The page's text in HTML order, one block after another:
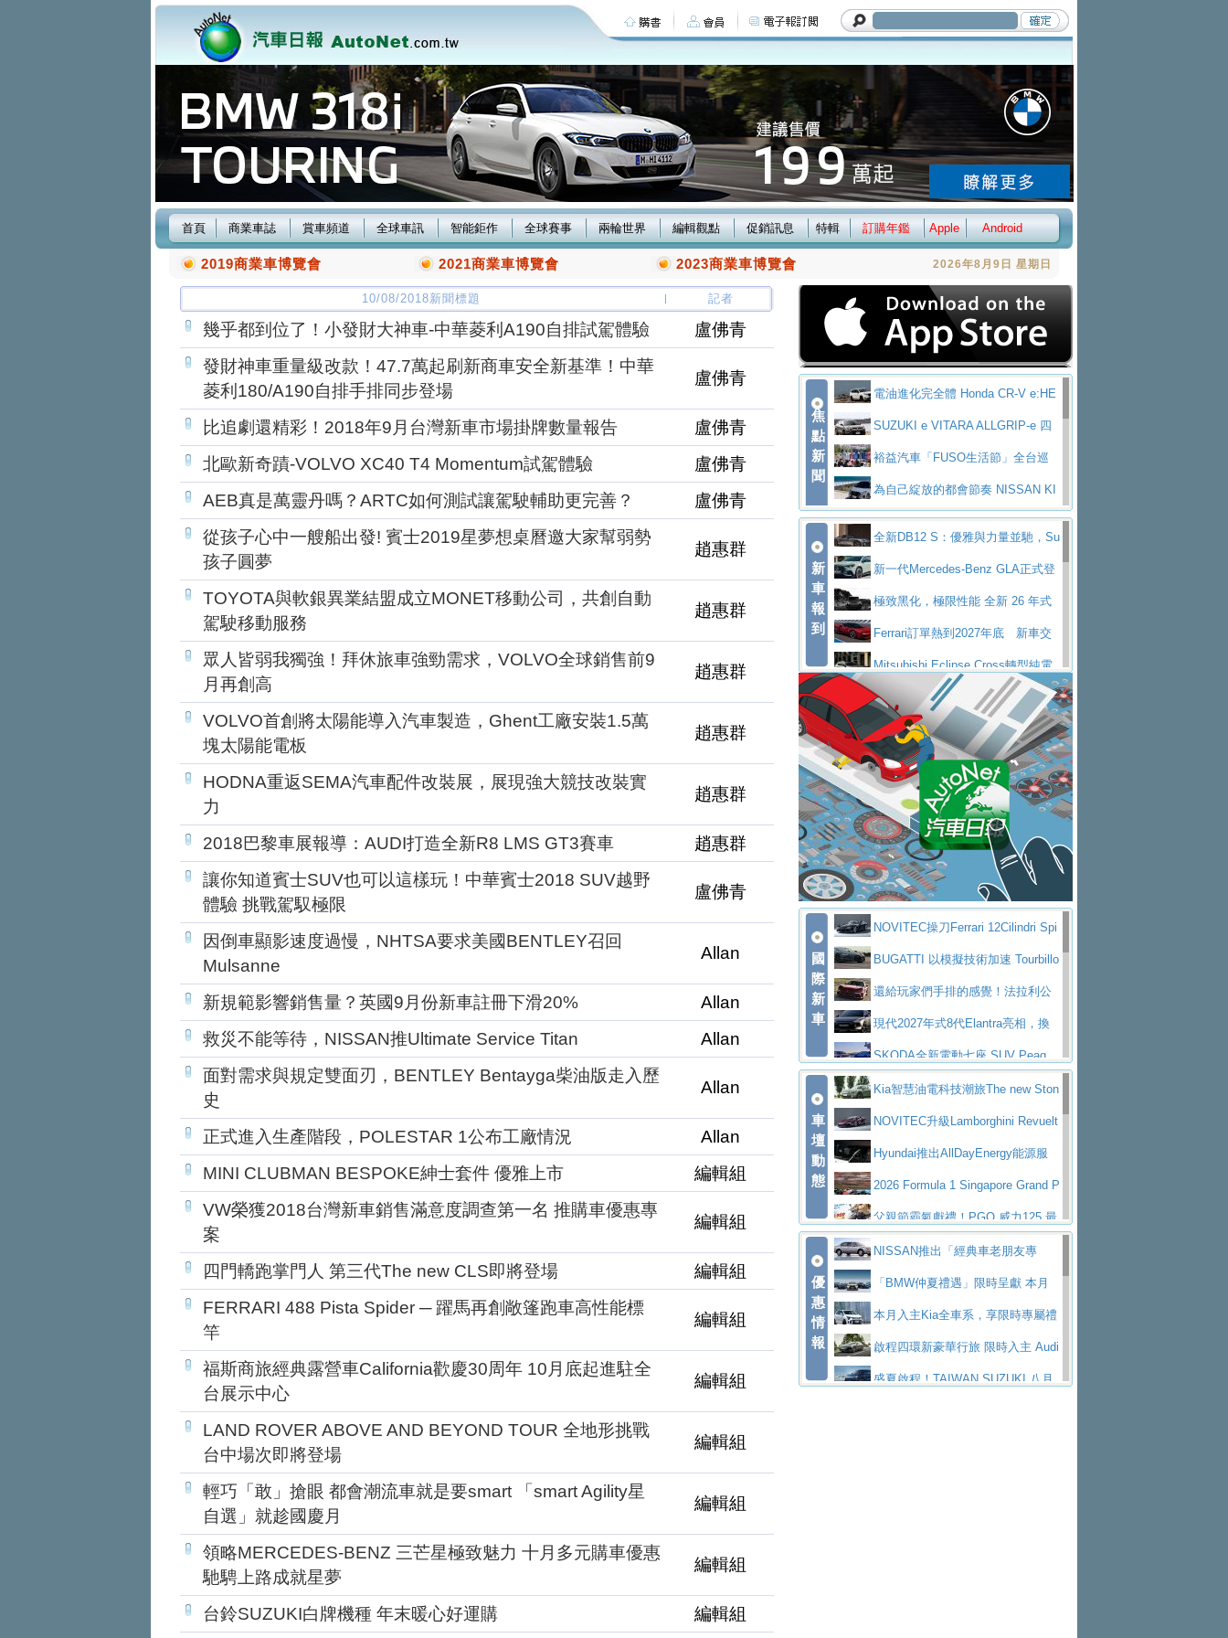
首頁 商業車誌 賞車頻道 全球車訊 智能鉅作 全球賽事 兩輪世界 編輯觀點 促銷訊息 特輯 訂購年鑑 Apple Android
2019商業車博覽會 2021商業車博覽會 2023商業車博覽會 2026年8月9日 星期日
10/08/2018新聞標題 記者
幾乎都到位了！小發財大神車-中華菱利A190自排試駕體驗
盧佛青
發財神車重量級改款！47.7萬起刷新商車安全新基準！中華
菱利180/A190自排手排同步登場
盧佛青
比追劇還精彩！2018年9月台灣新車市場掛牌數量報告
盧佛青
北歐新奇蹟-VOLVO XC40 T4 Momentum試駕體驗
盧佛青
AEB真是萬靈丹嗎？ARTC如何測試讓駕駛輔助更完善？
盧佛青
從孩子心中一艘船出發! 賓士2019星夢想桌曆邀大家幫弱勢
孩子圓夢
趙惠群
TOYOTA與軟銀異業結盟成立MONET移動公司，共創自動
駕駛移動服務
趙惠群
眾人皆弱我獨強！拜休旅車強勁需求，VOLVO全球銷售前9
月再創高
趙惠群
VOLVO首創將太陽能導入汽車製造，Ghent工廠安裝1.5萬
塊太陽能電板
趙惠群
HODNA重返SEMA汽車配件改裝展，展現強大競技改裝實
力
趙惠群
2018巴黎車展報導：AUDI打造全新R8 LMS GT3賽車
趙惠群
讓你知道賓士SUV也可以這樣玩！中華賓士2018 SUV越野
體驗 挑戰駕馭極限
盧佛青
因倒車顯影速度過慢，NHTSA要求美國BENTLEY召回
Mulsanne
Allan
新規範影響銷售量？英國9月份新車註冊下滑20%
Allan
救災不能等待，NISSAN推Ultimate Service Titan
Allan
面對需求與規定雙面刃，BENTLEY Bentayga柴油版走入歷
史
Allan
正式進入生產階段，POLESTAR 1公布工廠情況
Allan
MINI CLUBMAN BESPOKE紳士套件 優雅上市
編輯組
VW榮獲2018台灣新車銷售滿意度調查第一名 推購車優惠專
案
編輯組
四門轎跑掌門人 第三代The new CLS即將登場
編輯組
FERRARI 488 Pista Spider ─ 躍馬再創敞篷跑車高性能標
竿
編輯組
福斯商旅經典露營車California歡慶30周年 10月底起進駐全
台展示中心
編輯組
LAND ROVER ABOVE AND BEYOND TOUR 全地形挑戰
台中場次即將登場
編輯組
輕巧「敢」搶眼 都會潮流車就是要smart 「smart Agility星
自選」就趁國慶月
編輯組
領略MERCEDES-BENZ 三芒星極致魅力 十月多元購車優惠
馳騁上路成就星夢
編輯組
台鈴SUZUKI白牌機種 年末暖心好運購
編輯組
焦
點
新
聞
電油進化完全體 Honda CR-V e:HE
V PrestigeSUZUKI e VITARA ALLGRIP-e 四
驅精神的純電新詮釋
裕益汽車「FUSO生活節」全台巡
迴 結合生活體驗、交通安全與購車優惠
為自己綻放的都會節奏 NISSAN KI
CKS SAKURA為品味獨具層峰買家打造的頂級座
駕，MAZDA CX-90 33T AWD Premium Ca
ptain Seat
EV
技的座駕! Ford Territory中型油電休旅
SO Super Great今日在台登場，結合先進安
全輔助科技
ntis四品牌經銷權，全新多品牌旗艦展示中
心開幕啟用
屏東特搜大隊再添新利器 SITRAK
救助器材車買氣不衰、SUZUKI經銷商勇於開啟
全新大店，新北都鈴木占地500坪土城旗艦
展示中心開幕
2025第七屆ISUZU運轉職人挑戰賽
熱血登場 展現極致車技與專業職人精神
H2GP世界總決賽圓滿落幕 台灣團
隊表現精彩淨零減碳指標性應用 純電動水泥預
拌車 消防車除了滅火裝備還需要什麼？
一探SITRAK “準” 消防車的究竟
大益金龍初試啼聲，汽柴油5噸貨車
不是對手正宗年鑑2025年全球自動車年鑑1月
下旬問世！2024第六屆ISUZU運轉職人挑戰賽
首度前進南台灣熱烈開戰
豪華電能休旅新星 Audi Q4 Sportba
ck 55 e-tron S lineScania Taiwan 逆風而行，加深力
道投資布局
新
車
報
到
全新DB12 S：優雅與力量並馳，Su
per Tourer的顛峰之作
新一代Mercedes-Benz GLA正式登
場 續航最高657公里、支援320kW快充
極致黑化，極限性能 全新 26 年式
DEFENDER OCTA BLACK 限量登台
Ferrari訂單熱到2027年底 新車交
付至少得等一年以上
Mitsubishi Eclipse Cross轉型純電
休旅 87kWh電池續航超過600公里
全新BMW 318i Touring豪華旅行車
全台限量200台 進化現型
不等零關稅的紅利，Jeep品牌今日
起展開首批車交車
Volvo EX60 即將叩關，靜肅性、底
盤與數位介面搶先揭露
Audi Q9 將於 2026 年底上市 旗艦
大型 SUV 鎖定七人座豪華市場
BMW攜手漫威電影【蜘蛛人：重生
日】 Skoda 發表全新 Peaq 內裝：七人
座純電旗艦 SUV，行李廂最大可達 935 公
升
全新純電 Mercedes-Benz C 400 4
MATIC Electric 登場
奢華與科技大躍進，MAZDA全新3
代CX-5全方位進化提前亮相並展開預售94.9
萬起
馬自達公布 2027 年式 MX-5 更
新，新增 Yakudo 特別版
Skoda Peaq 發表全新電動動力系
統 最長續航逾 640 公里、支援雙向供電
BMW M2 首度導入 xDrive 四驅，
美國與瑞士需求成關鍵推手
The all-new T-Roc 魅力 自成焦點
Maserati GT2 Stradale「Tribute to
MC12」全球首度亮相
迎接 RANGE ROVER 品牌家族第
五位成員 全新 RANGE ROVER GT 預告登
場
造型華麗時尚、科技座艙再進化，P
eugeot 208小改款發表上市94.8萬起
國
際
新
車
NOVITEC操刀Ferrari 12Cilindri Spi
der 碳纖維空力、鍛造輪圈與Inconel排氣
上身
BUGATTI 以模擬技術加速 Tourbillo
n 動態開發還給玩家們手排的感覺！法拉利公
布12Cilidri Manaule手排超跑產品細節
現代2027年式8代Elantra亮相，換
裝更銳利的造型、更先進的資訊娛樂系統及
更高效的動力
SKODA全新電動七座 SUV Peaq
問世，擁有品牌史上最寬敞且豪華的座艙
AUDI推出首款高性能油電超跑Nuvo
lari，0到100公里加速2.6秒、極速350公里
／小時
百年三叉戟傳奇再啟程 Maserati 重
返 1000 Miglia 傳承競速榮耀
法拉利首款純電跑車Luce亮相，最
大馬力超過1000匹並具備530公里最大續航
里程
小車大空間、座艙科技更先進，SK
ODA發表全新純電跨界休旅Eipq祭平民化車
價89萬起
賓士AMG.EA專屬平台首作，Merc
edes-AMG 全新GT 4-Door Coupe全球首發
福斯推出首款GTI純電性能掀背ID.
Polo GTI，擁有226匹馬力和零百加速 6.8
秒的實力
Jaguar 公布四門 GT車款正式車名
為JAGUAR TYPE 01
終於跟上進度，LEXUS發表首款三
排六座純電旗艦休旅 TZ
有錢也買不到的Golf R！福斯打造
全新Golf R 24h賽車將挑戰紐柏林24小時耐
SKODA公布全新小型純電跨界休旅
車
壇
動
態
Kia智慧油電科技潮旅The new Ston
ic 1-7月累計銷量創歷史新高
NOVITEC升級Lamborghini Revuelt
o 綜效輸出增至1,048匹
Hyundai推出AllDayEnergy能源服
務 讓電動車化身行動儲能系統
2026 Formula 1 Singapore Grand P
rix 新加坡大獎賽 Audi 極速之旅開放報名
父親節霸氣獻禮！PGO 威力125 最
低入手價 $60,900 起 省油ｘ安全ｘ大空間
陪爸爸輕鬆
HYUNDAI PORTER II逆勢成長，
勇奪中型貨車銷售冠軍
和運租車榮獲國家品牌玉山獎 以智
慧移動與綠能創新
福斯商旅挺頭家 推出「德系質感 精
算圓夢」專案格上租車暑期享8% LINE POINTS
回饋 再抽黑鑰匙尊榮禮遇
NISSAN X-TRAIL 上市首月銷量
優
惠
情
報
NISSAN推出「經典車老朋友專
案」 以匠人精神煥新珍品座駕
「BMW仲夏禮遇」限時呈獻 本月
入主即享尊榮豪華五星假期 多元優購方案
同步實施
本月入主Kia全車系，享限時專屬禮
遇 啟程四環新豪華行旅 限時入主 Audi
A6 旗艦陣容 低月付5,888元起及3 年乙式險
盛夏啟程！TAIWAN SUZUKI 八月